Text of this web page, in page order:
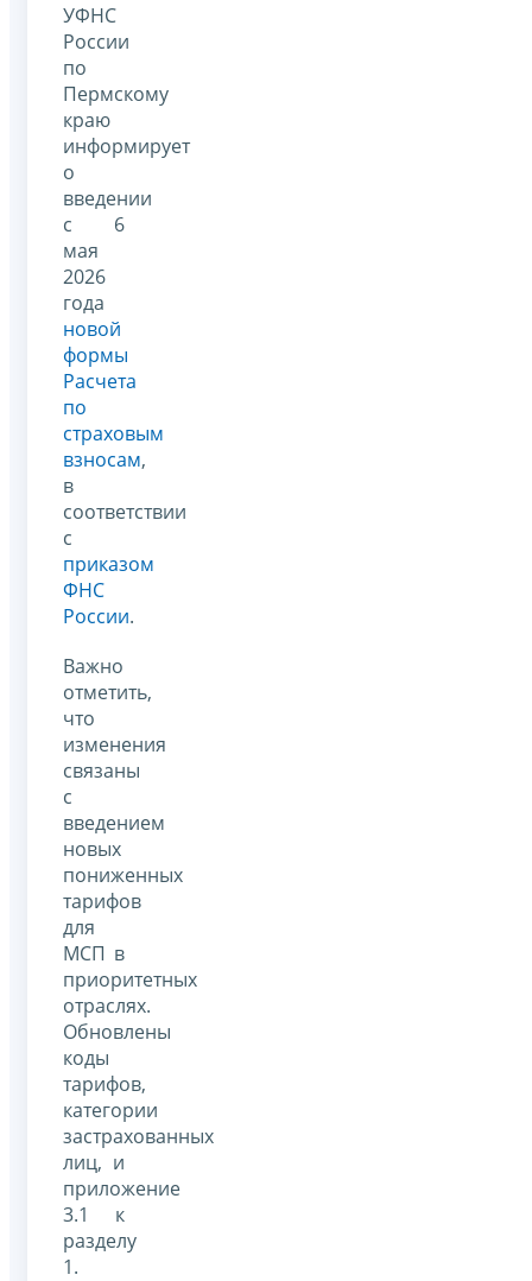
УФНС
России
по
Пермскому
краю
информирует
о
введении
с 6
мая
2026
года
новой
формы
Расчета
по
страховым
взносам,
в
соответствии
с
приказом
ФНС
России.
Важно
отметить,
что
изменения
связаны
с
введением
новых
пониженных
тарифов
для
МСП в
приоритетных
отраслях.
Обновлены
коды
тарифов,
категории
застрахованных
лиц, и
приложение
3.1 к
разделу
1.